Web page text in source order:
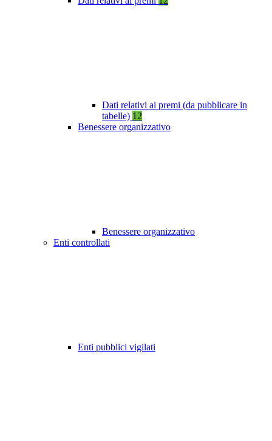
Dati relativi ai premi (da pubblicare in
tabelle) 12
Benessere organizzativo
Benessere organizzativo
Enti controllati
Enti pubblici vigilati